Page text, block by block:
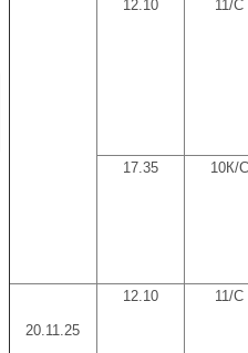
12.10 11/С
17.35 10К/С
20.11.25
12.10 11/С